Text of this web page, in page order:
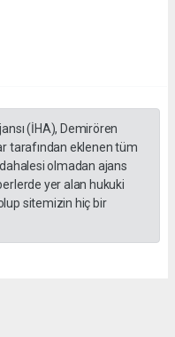
(İHA), Demirören
tarafından eklenen tüm
olmadan ajans
yer alan hukuki
sitemizin hiç bir